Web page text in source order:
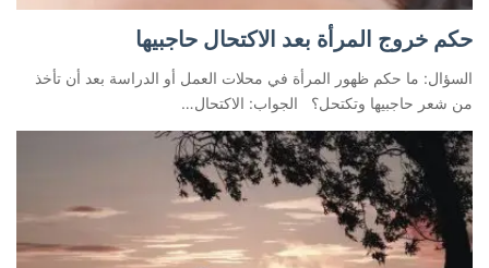
حكم خروج المرأة بعد الاكتحال حاجبيها
السؤال: ما حكم ظهور المرأة في محلات العمل أو الدراسة بعد أن تأخذ
من شعر حاجبيها وتكتحل؟ الجواب: الاكتحال…